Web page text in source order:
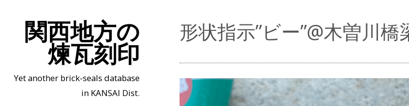
関西地方の
煉瓦刻印
Yet another brick-seals database
in KANSAI Dist.
形状指示”ビー”@木曽川